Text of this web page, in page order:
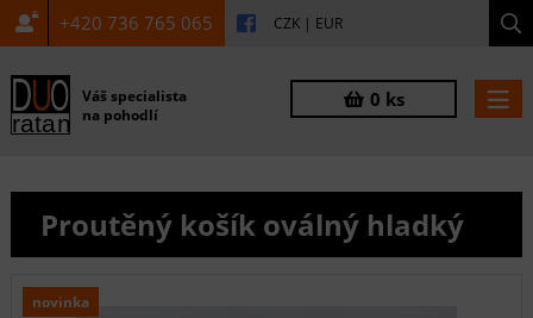
+420 736 765 065 CZK | EUR
Váš specialista
na pohodlí
0 ks
Proutěný košík oválný hladký
novinka